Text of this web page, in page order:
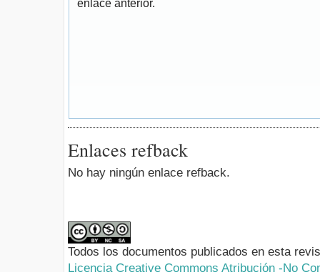
enlace anterior.
Enlaces refback
No hay ningún enlace refback.
Todos los documentos publicados en esta
Licencia Creative Commons Atribución -No